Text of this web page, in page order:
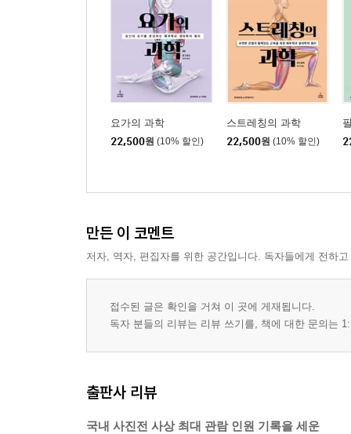
요가의 과학
22,500원 (10% 할인)
스트레칭의 과학
22,500원 (10% 할인)
만든 이 코멘트
저자, 역자, 편집자를 위한 공간입니다. 독자들에게 전하
접수된 글은 확인을 거쳐 이 곳에 게재됩니다.
독자 분들의 리뷰는 리뷰 쓰기를, 책에 대한 문의는
출판사 리뷰
국내 사진전 사상 최대 관람 인원 기록을 세운